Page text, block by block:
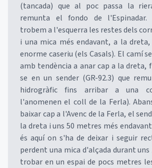
(tancada) que al poc passa la
remunta el fondo de l'Espinadar.
trobem a l'esquerra les restes dels
i una mica més endavant, a la
enorme caseriu (els Casals). El camí
amb tendència a anar cap a la dreta,
se en un sender (GR-92.3) que
hidrogràfic fins arribar a una
l'anomenen el coll de la Ferla).
baixar cap a l'Avenc de la Ferla, el
la dreta i uns 50 metres més
és aquí on s'ha de deixar i seguir
perdent una mica d'alçada durant
trobar en un espai de pocs metres